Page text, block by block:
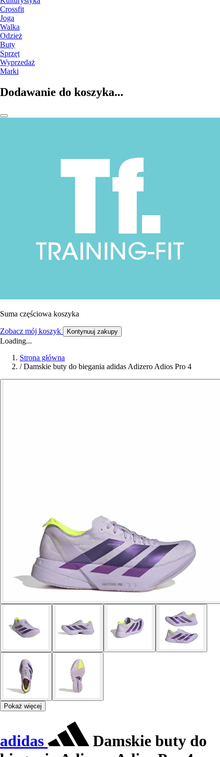
Crossfit
Joga
Walka
Odzież
Buty
Sprzęt
Wyprzedaż
Marki
Dodawanie do koszyka...
Suma częściowa koszyka
Zobacz mój koszyk Kontynuuj zakupy
Loading...
Strona główna
/ Damskie buty do biegania adidas Adizero Adios Pro 4
Pokaż więcej
adidas
Damskie buty do